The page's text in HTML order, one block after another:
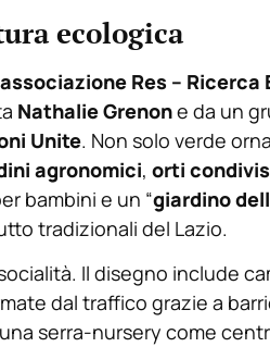
ecologica
associazione Res – Ricerca
Nathalie Grenone da un
Unite. Non solo verde
agronomici, orti
bambini e un “giardino
tradizionali del Lazio.
Il disegno include
dal traffico grazie a
serra-nursery come